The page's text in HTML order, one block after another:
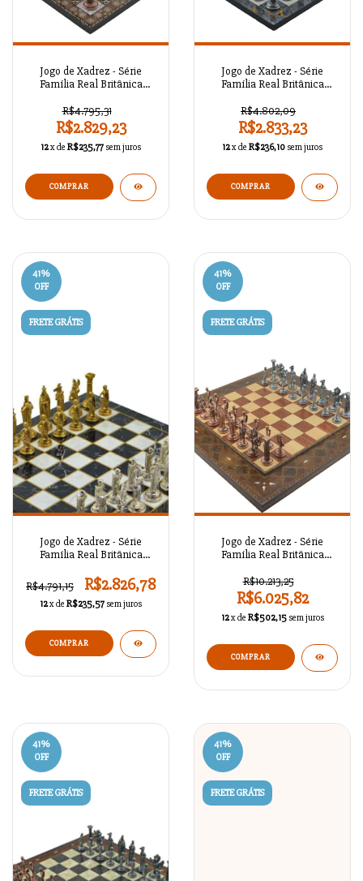
Jogo de Xadrez - Série
Família Real Britânica
R$4.795,31
R$2.829,23
12x de R$235,77 sem juros
COMPRAR
Jogo de Xadrez - Série
Família Real Britânica
R$4.802,09
R$2.833,23
12x de R$236,10 sem juros
COMPRAR
41%
OFF
FRETE GRÁTIS
Jogo de Xadrez - Série
Família Real Britânica
R$4.791,15
R$2.826,78
12x de R$235,57 sem juros
COMPRAR
41%
OFF
FRETE GRÁTIS
Jogo de Xadrez - Série
Família Real Britânica
R$10.213,25
R$6.025,82
12x de R$502,15 sem juros
COMPRAR
41%
OFF
FRETE GRÁTIS
41%
OFF
FRETE GRÁTIS